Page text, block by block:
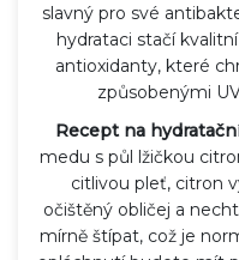
slavný pro své
hydrataci stačí
antioxidanty, které
způsobenými
Recept na
medu s půl lžičkou
citlivou pleť, citron
očištěný obličej a
mírně štípat, což je